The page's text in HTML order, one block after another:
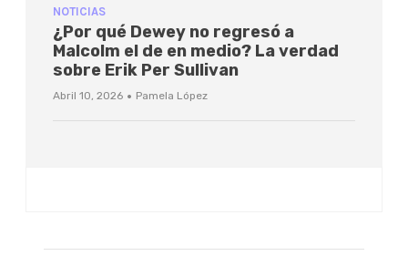
NOTICIAS
¿Por qué Dewey no regresó a
Malcolm el de en medio? La verdad
sobre Erik Per Sullivan
Abril 10, 2026 · Pamela López